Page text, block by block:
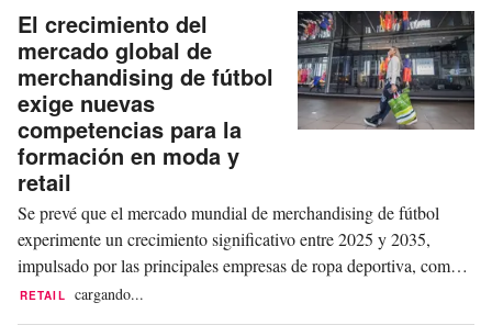
especializada en moda a través de la
Cátedra de Moda Andaluza. El nuevo
máster, titulado Máster en Técnicas de
Alta Costura: Artesanía y Moda de
Autor, comenzará en octubre de 2026
y...
El crecimiento del
mercado global de
merchandising de fútbol
exige nuevas
competencias para la
formación en moda y
retail
Se prevé que el mercado mundial de merchandising de fútbol
experimente un crecimiento significativo entre 2025 y 2035,
impulsado por las principales empresas de ropa deportiva, como
Adidas, Nike y Puma. Esta expansión se ha visto impulsada por la
RETAIL cargando...